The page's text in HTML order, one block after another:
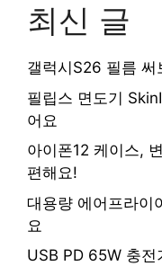
최신 글
갤럭시S26 필름 써
필립스 면도기
어요
아이폰12 케이스,
편해요!
대용량 에어프라이
요
USB PD 65W 충